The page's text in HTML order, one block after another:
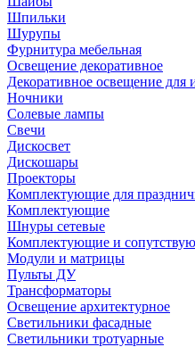
Шпильки
Шурупы
Фурнитура мебельная
Освещение декоративное
Декоративное освещение для
Ночники
Солевые лампы
Свечи
Дискосвет
Дискошары
Проекторы
Комплектующие для
Комплектующие
Шнуры сетевые
Комплектующие и
Модули и матрицы
Пульты ДУ
Трансформаторы
Освещение архитектурное
Светильники фасадные
Светильники тротуарные